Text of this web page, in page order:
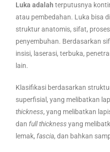
Luka adalah terputusnya
atau pembedahan. Luka bisa
struktur anatomis, sifat,
penyembuhan. Berdasarkan
insisi, laserasi, terbuka,
lain.
Klasifikasi berdasarkan
superfisial, yang melibatkan
thickness, yang melibatkan
dan full thicknessyang
lemak, fascia, dan bahkan